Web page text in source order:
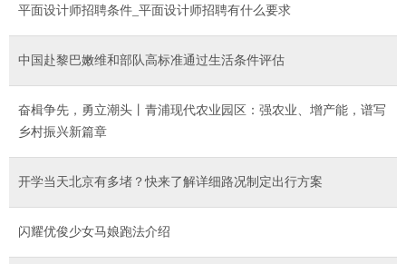
平面设计师招聘条件_平面设计师招聘有什么要求
中国赴黎巴嫩维和部队高标准通过生活条件评估
奋楫争先，勇立潮头丨青浦现代农业园区：强农业、增产能，谱写
乡村振兴新篇章
开学当天北京有多堵？快来了解详细路况制定出行方案
闪耀优俊少女马娘跑法介绍